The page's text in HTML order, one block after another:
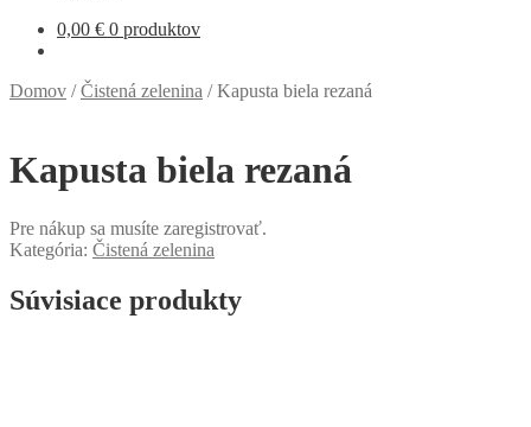
0,00 € 0 produktov
Domov /Čistená zelenina /Kapusta biela rezaná
Kapusta biela rezaná
Pre nákup sa musíte zaregistrovať.
Kategória: Čistená zelenina
Súvisiace produkty